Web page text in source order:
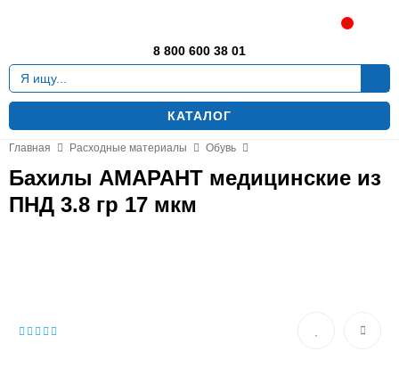
Москва
8 800 600 38 01
КАТАЛОГ
0
Главная Расходные материалы Обувь
Бахилы АМАРАНТ медицинские из
ПНД 3.8 гр 17 мкм